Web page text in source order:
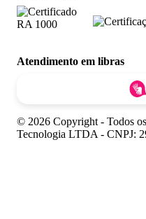
Atendimento em libras
© 2026 Copyright - Todos
Tecnologia LTDA - CNPJ: